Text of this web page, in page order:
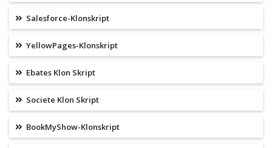
Salesforce-Klonskript
YellowPages-Klonskript
Ebates Klon Skript
Societe Klon Skript
BookMyShow-Klonskript